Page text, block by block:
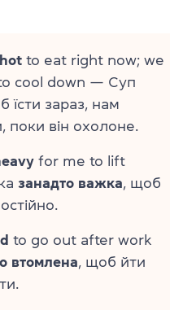
to eat right now; we
cool down — Суп
їсти зараз, нам
поки він охолоне.
for me to lift
занадто важка , щоб
to go out after work
втомлена , щоб йти